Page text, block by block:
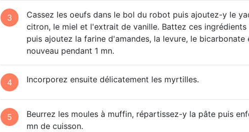
3
Cassez les oeufs dans le bol du robot puis ajoutez-y le
citron, le miel et l'extrait de vanille. Battez ces
puis ajoutez la farine d'amandes, la levure, le
nouveau pendant 1 mn.
4 Incorporez ensuite délicatement les myrtilles.
5
Beurrez les moules à muffin, répartissez-y la pâte puis
mn de cuisson.